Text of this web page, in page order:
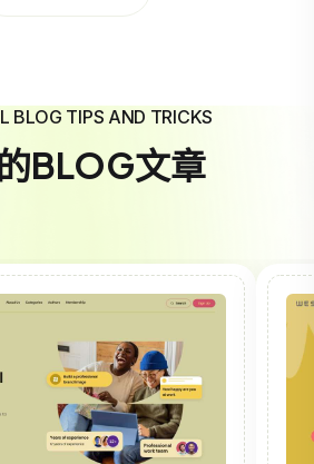
BLOG TIPS AND TRICKS
BLOG文章